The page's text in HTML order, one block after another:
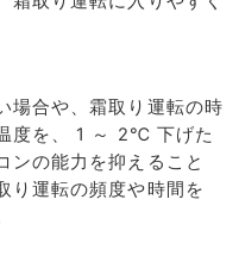
場合や、霜取り運転の時
度を、 1 ～ 2℃ 下げた
ンの能力を抑えること
り運転の頻度や時間を